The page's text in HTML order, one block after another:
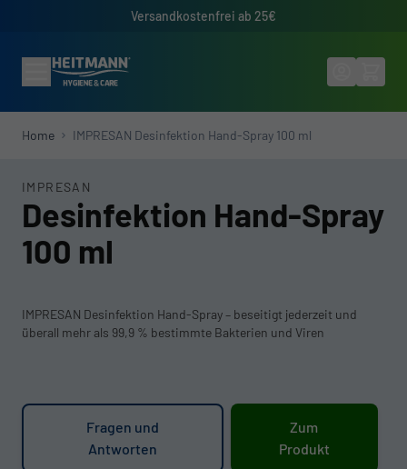
Versandkostenfrei ab 25€
Home IMPRESAN Desinfektion Hand-Spray 100 ml
IMPRESAN
Desinfektion Hand-Spray
100 ml
IMPRESAN Desinfektion Hand-Spray – beseitigt jederzeit und
überall mehr als 99,9 % bestimmte Bakterien und Viren
Fragen und
Antworten
Zum
Produkt